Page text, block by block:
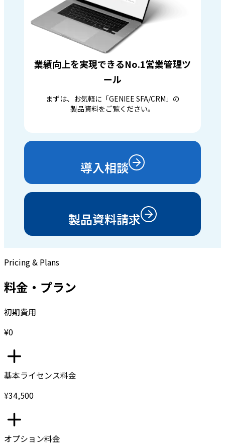
業績向上を実現できるNo.1営業管理ツ
ール
まずは、お気軽に「GENIEE SFA/CRM」の
製品資料をご覧ください。
導入相談
製品資料請求
Pricing & Plans
料金・プラン
初期費用
¥0
基本ライセンス料金
¥34,500
オプション料金